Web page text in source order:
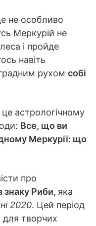
не особливо
Меркурій не
і пройде
навіть
рухом собі
астрологічному
Все, що ви
Меркурії: що
про
знаку Риби, яка
2020. Цей період
творчих